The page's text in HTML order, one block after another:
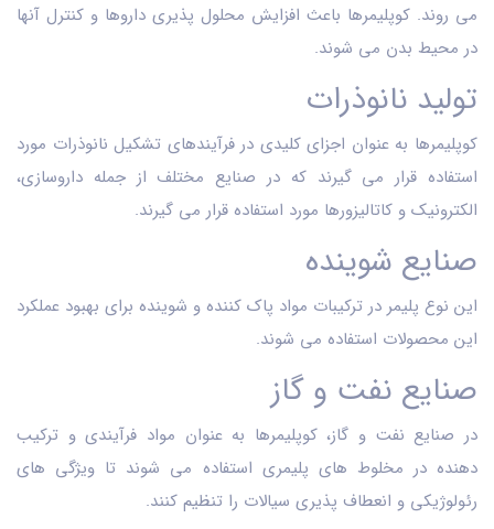
می ‌روند. کوپلیمرها باعث افزایش محلول‌ پذیری داروها و کنترل آنها
در محیط بدن می شوند.
تولید نانوذرات
کوپلیمرها به عنوان اجزای کلیدی در فرآیندهای تشکیل نانوذرات‌ مورد
استفاده قرار می گیرند که در صنایع مختلف از جمله داروسازی،
الکترونیک و کاتالیزورها مورد استفاده قرار می ‌گیرند.
صنایع شوینده
این نوع پلیمر در ترکیبات مواد پاک‌ کننده و شوینده برای بهبود عملکرد
این محصولات استفاده می شوند.
صنایع نفت و گاز
در صنایع نفت و گاز، کوپلیمرها به عنوان مواد فرآیندی و ترکیب
‌دهنده در مخلوط‌ های پلیمری استفاده می‌ شوند تا ویژگی ‌های
رئولوژیکی و انعطاف‌ پذیری سیالات را تنظیم کنند.